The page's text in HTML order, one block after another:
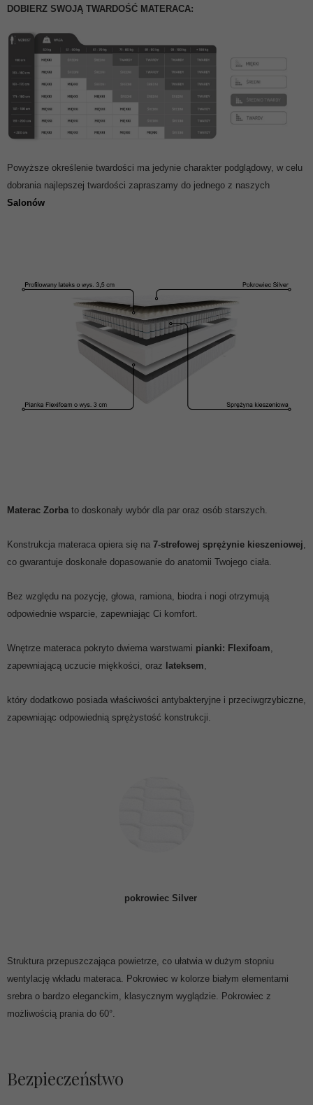
DOBIERZ SWOJĄ TWARDOŚĆ MATERACA:
Powyższe określenie twardości ma jedynie charakter podglądowy, w celu
dobrania najlepszej twardości zapraszamy do jednego z naszych
Salonów
Materac Zorba to doskonały wybór dla par oraz osób starszych.
Konstrukcja materaca opiera się na 7-strefowej sprężynie kieszeniowej
co gwarantuje doskonałe dopasowanie do anatomii Twojego ciała.
Bez względu na pozycję, głowa, ramiona, biodra i nogi otrzymują
odpowiednie wsparcie, zapewniając Ci komfort.
Wnętrze materaca pokryto dwiema warstwami pianki: Flexifoam
zapewniającą uczucie miękkości, oraz lateksem
który dodatkowo posiada właściwości antybakteryjne i przeciwgrzybiczne,
zapewniając odpowiednią sprężystość konstrukcji.
pokrowiec Silver
Struktura przepuszczająca powietrze, co ułatwia w dużym stopniu
wentylację wkładu materaca. Pokrowiec w kolorze białym elementami
srebra o bardzo eleganckim, klasycznym wyglądzie. Pokrowiec z
możliwością prania do 60°.
Bezpieczeństwo